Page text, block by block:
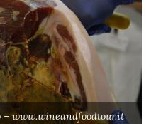
www.wineandfoodtour.it